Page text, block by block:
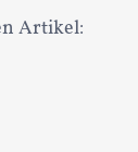
Artikel: